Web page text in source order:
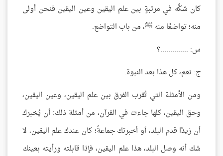
كان شكُّه في مرتبةٍ بين علم اليقين وعين اليقين فنحن أولى
منه؛ تواضعًا منه ﷺ، من باب التواضع.
س: ..............؟
ج: نعم، كل هذا بعد النبوة.
ومن الأمثلة التي تُقرب الفرق بين علم اليقين، وعين اليقين،
وحق اليقين، كلها جاءت في القرآن، من أمثلة ذلك: أن يُخبرك
أن زيدًا قدم البلد، أو أخبرتك جماعةٌ؛ كان عندك علم اليقين، لا
شك أنه وصل البلد، هذا علم اليقين، فإذا قابلته ورأيته بعينك